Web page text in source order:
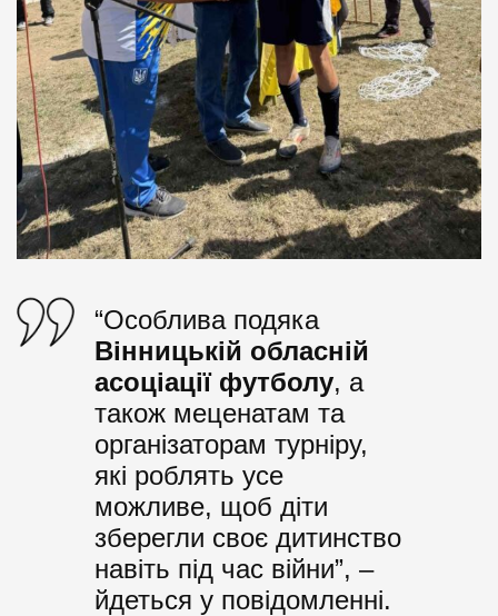
“Особлива подяка
Вінницькій обласній
асоціації футболу, а
також меценатам та
організаторам турніру,
які роблять усе
можливе, щоб діти
зберегли своє дитинство
навіть під час війни”, –
йдеться у повідомленні.